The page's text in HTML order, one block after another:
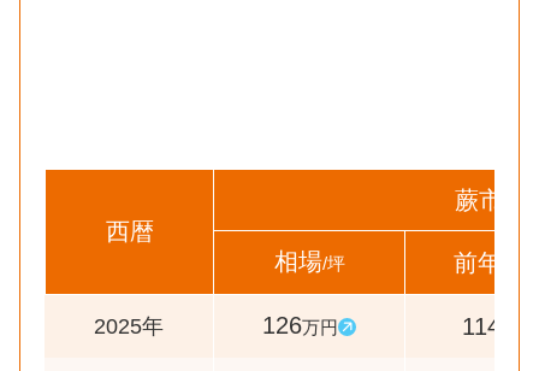
西暦
蕨市
相場/坪 前年比
2025年 126万円 114